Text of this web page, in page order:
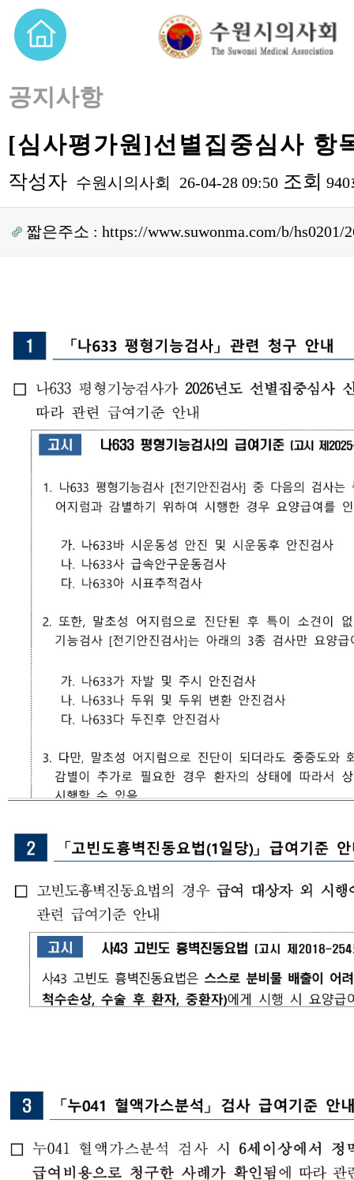
공지사항
[심사평가원]선별집중심사 항
작성자 수원시의사회 26-04-28 09:50 조회
짧은주소 : https://www.suwonma.com/b/hs0201/